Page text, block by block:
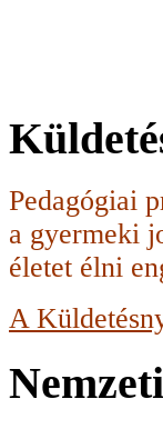
Pedagógiai
a gyermeki
életet élni
A